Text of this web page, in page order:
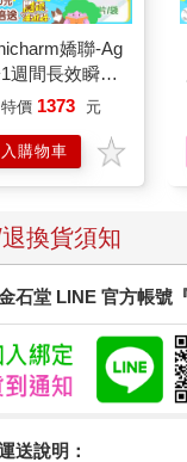
嬌聯-Ag
週間長效瞬吸
消臭大師貓尿
貓尿布/可觀察
墊補充包/本
特價 1373 元
購物車
換貨須知
石堂 LINE 官方帳號
送說明：